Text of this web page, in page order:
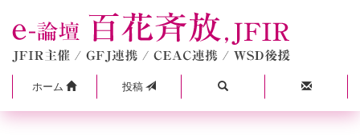
ホーム 投稿